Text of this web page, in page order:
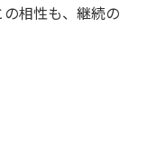
相性も、継続の